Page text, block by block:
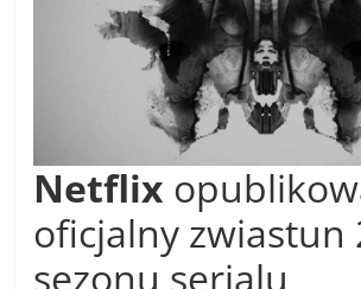
Netflix
oficjalny zwiastun
sezonu serialu